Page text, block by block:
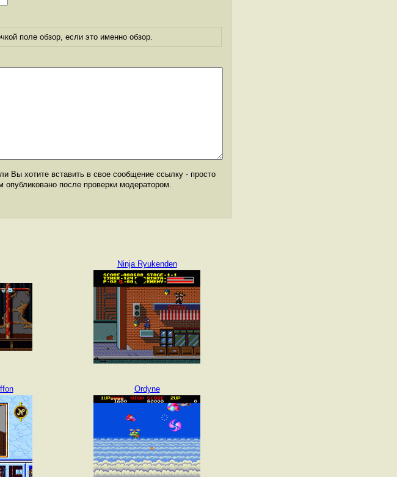
поле обзор, если это именно обзор.
Вы хотите вставить в свое сообщение ссылку - просто
после проверки модератором.
Ninja Ryukenden
Ordyne